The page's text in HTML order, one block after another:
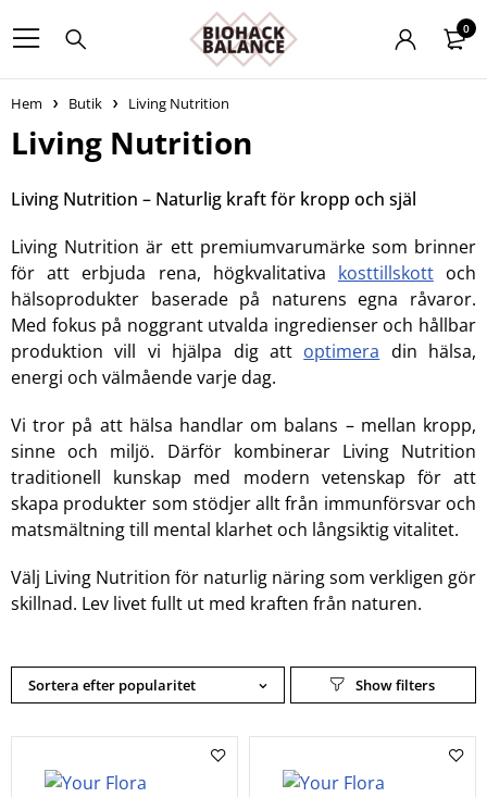
0
Hem Butik Living Nutrition
Living Nutrition
Living Nutrition – Naturlig kraft för kropp och själ
Living Nutrition är ett premiumvarumärke som brinner
för att erbjuda rena, högkvalitativa kosttillskottoch
hälsoprodukter baserade på naturens egna råvaror.
Med fokus på noggrant utvalda ingredienser och hållbar
produktion vill vi hjälpa dig att optimera din hälsa,
energi och välmående varje dag.
Vi tror på att hälsa handlar om balans – mellan kropp,
sinne och miljö. Därför kombinerar Living Nutrition
traditionell kunskap med modern vetenskap för att
skapa produkter som stödjer allt från immunförsvar och
matsmältning till mental klarhet och långsiktig vitalitet.
Välj Living Nutrition för naturlig näring som verkligen gör
skillnad. Lev livet fullt ut med kraften från naturen.
Sortera efter popularitet